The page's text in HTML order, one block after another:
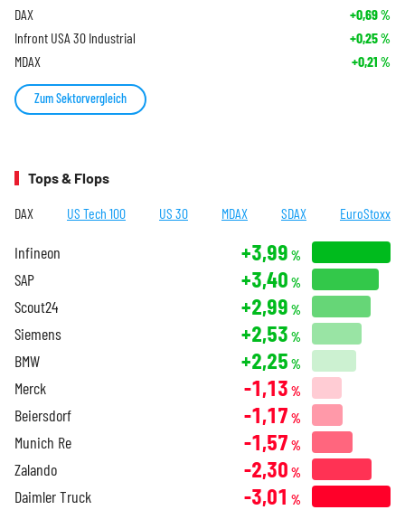
DAX +0,69%
Infront USA 30 Industrial +0,25%
MDAX +0,21 %
Zum Sektorvergleich
Tops & Flops
DAX US Tech 100 US 30 MDAX SDAX EuroStoxx
Infineon +3,99 %
SAP +3,40 %
Scout24 +2,99 %
Siemens +2,53 %
BMW +2,25 %
Merck -1,13 %
Beiersdorf -1,17 %
Munich Re -1,57 %
Zalando -2,30 %
Daimler Truck -3,01 %